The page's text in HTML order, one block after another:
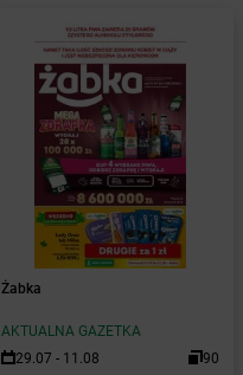
Żabka
AKTUALNA GAZETKA
29.07 - 11.08
90